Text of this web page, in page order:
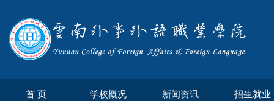
首 页 学校概况 新闻资讯 招生就业